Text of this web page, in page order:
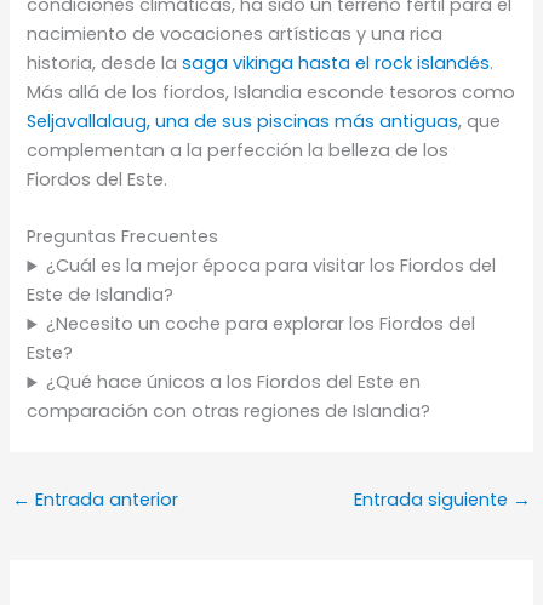
condiciones climáticas, ha sido un terreno fértil para el
nacimiento de vocaciones artísticas y una rica
historia, desde lasaga vikinga hasta el rock islandés.
Más allá de los fiordos, Islandia esconde tesoros como
Seljavallalaug, una de sus piscinas más antiguas, que
complementan a la perfección la belleza de los
Fiordos del Este.
Preguntas Frecuentes
¿Cuál es la mejor época para visitar los Fiordos del
Este de Islandia?
¿Necesito un coche para explorar los Fiordos del
Este?
¿Qué hace únicos a los Fiordos del Este en
comparación con otras regiones de Islandia?
← Entrada anterior Entrada siguiente →